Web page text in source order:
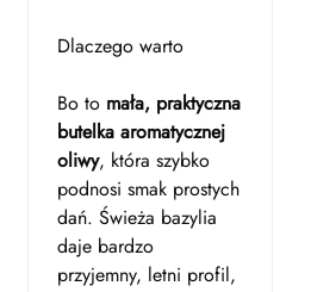
Dlaczego warto
Bo to mała, praktyczna
butelka aromatycznej
oliwy, która szybko
podnosi smak prostych
dań. Świeża bazylia
daje bardzo
przyjemny, letni profil,